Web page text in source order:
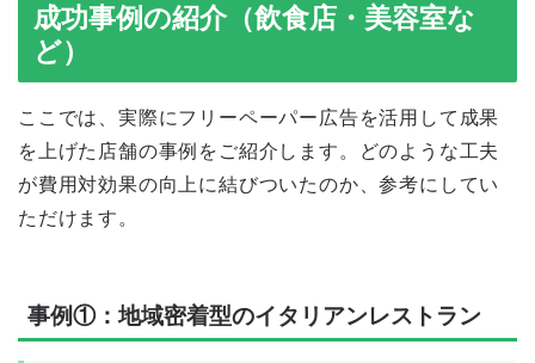
成功事例の紹介（飲食店・美容室な
ど）
ここでは、実際にフリーペーパー広告を活用して成果
を上げた店舗の事例をご紹介します。どのような工夫
が費用対効果の向上に結びついたのか、参考にしてい
ただけます。
事例①：地域密着型のイタリアンレストラン